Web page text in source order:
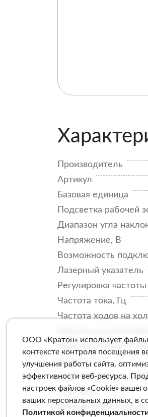
Производитель
Артикул
Базовая единица
Подсветка рабочей
Диапазон угла
Напряжение, В
Возможность
Лазерный указатель
Регулировка
Частота тока, Гц
Частота ходов на
Максимальный
Масса, кг
Ход пильного
Род тока
Номинальная
ООО «Кратон» использует файлы
контексте контроля посещения
улучшения работы сайта,
эффективности веб-ресурса.
настроек файлов «Cookie»
ваших персональных данных, в
Политикой